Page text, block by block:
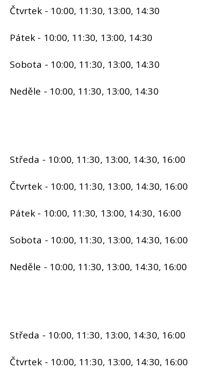
Čtvrtek - 10:00, 11:30, 13:00, 14:30
Pátek - 10:00, 11:30, 13:00, 14:30
Sobota - 10:00, 11:30, 13:00, 14:30
Neděle - 10:00, 11:30, 13:00, 14:30
Středa - 10:00, 11:30, 13:00, 14:30, 16:00
Čtvrtek - 10:00, 11:30, 13:00, 14:30, 16:00
Pátek - 10:00, 11:30, 13:00, 14:30, 16:00
Sobota - 10:00, 11:30, 13:00, 14:30, 16:00
Neděle - 10:00, 11:30, 13:00, 14:30, 16:00
Středa - 10:00, 11:30, 13:00, 14:30, 16:00
Čtvrtek - 10:00, 11:30, 13:00, 14:30, 16:00